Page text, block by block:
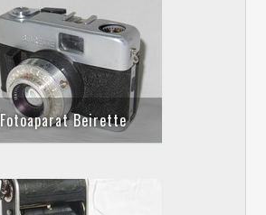
Fotoaparat Beirette